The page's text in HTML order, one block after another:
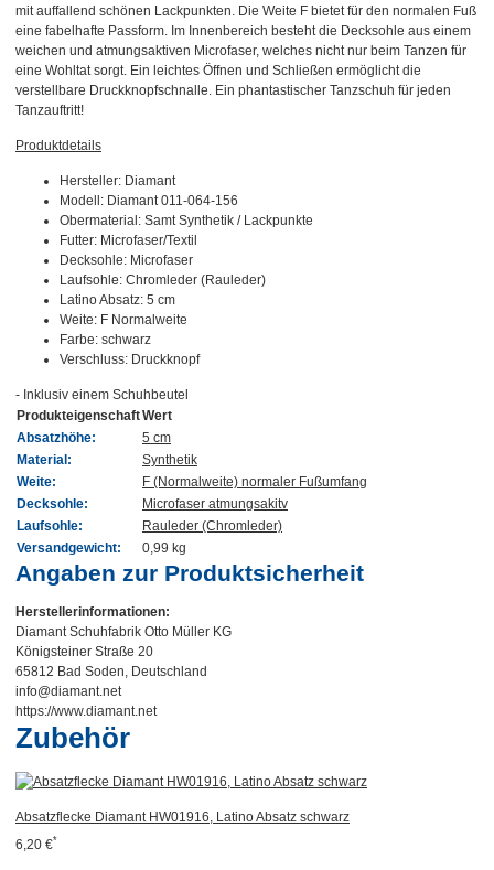
mit auffallend schönen Lackpunkten. Die Weite F bietet für den normalen Fuß
eine fabelhafte Passform. Im Innenbereich besteht die Decksohle aus einem
weichen und atmungsaktiven Microfaser, welches nicht nur beim Tanzen für
eine Wohltat sorgt. Ein leichtes Öffnen und Schließen ermöglicht die
verstellbare Druckknopfschnalle. Ein phantastischer Tanzschuh für jeden
Tanzauftritt!
Produktdetails
Hersteller: Diamant
Modell: Diamant 011-064-156
Obermaterial: Samt Synthetik / Lackpunkte
Futter: Microfaser/Textil
Decksohle: Microfaser
Laufsohle: Chromleder (Rauleder)
Latino Absatz: 5 cm
Weite: F Normalweite
Farbe: schwarz
Verschluss: Druckknopf
- Inklusiv einem Schuhbeutel
ProdukteigenschaftWert
Absatzhöhe:
5 cm
Material:
Synthetik
Weite:
F (Normalweite) normaler Fußumfang
Decksohle:
Microfaser atmungsakitv
Laufsohle:
Rauleder (Chromleder)
Versandgewicht:
0,99 kg
Angaben zur Produktsicherheit
Herstellerinformationen:
Diamant Schuhfabrik Otto Müller KG
Königsteiner Straße 20
65812 Bad Soden, Deutschland
info@diamant.net
https://www.diamant.net
Zubehör
Absatzflecke Diamant HW01916, Latino Absatz schwarz
6,20 €*